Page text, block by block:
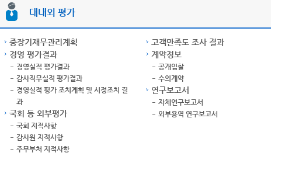
대내외 평가
중장기재무관리계획
경영 평가결과
경영실적 평가결과
감사직무실적 평가결과
경영실적 평가 조치계획 및 시정조치 결
과
국회 등 외부평가
국회 지적사항
감사원 지적사항
주무부처 지적사항
고객만족도 조사 결과
계약정보
공개입찰
수의계약
연구보고서
자체연구보고서
외부용역 연구보고서